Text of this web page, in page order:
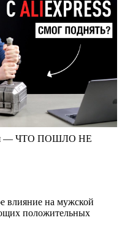
— ЧТО ПОШЛО НЕ
влияние на мужской
положительных